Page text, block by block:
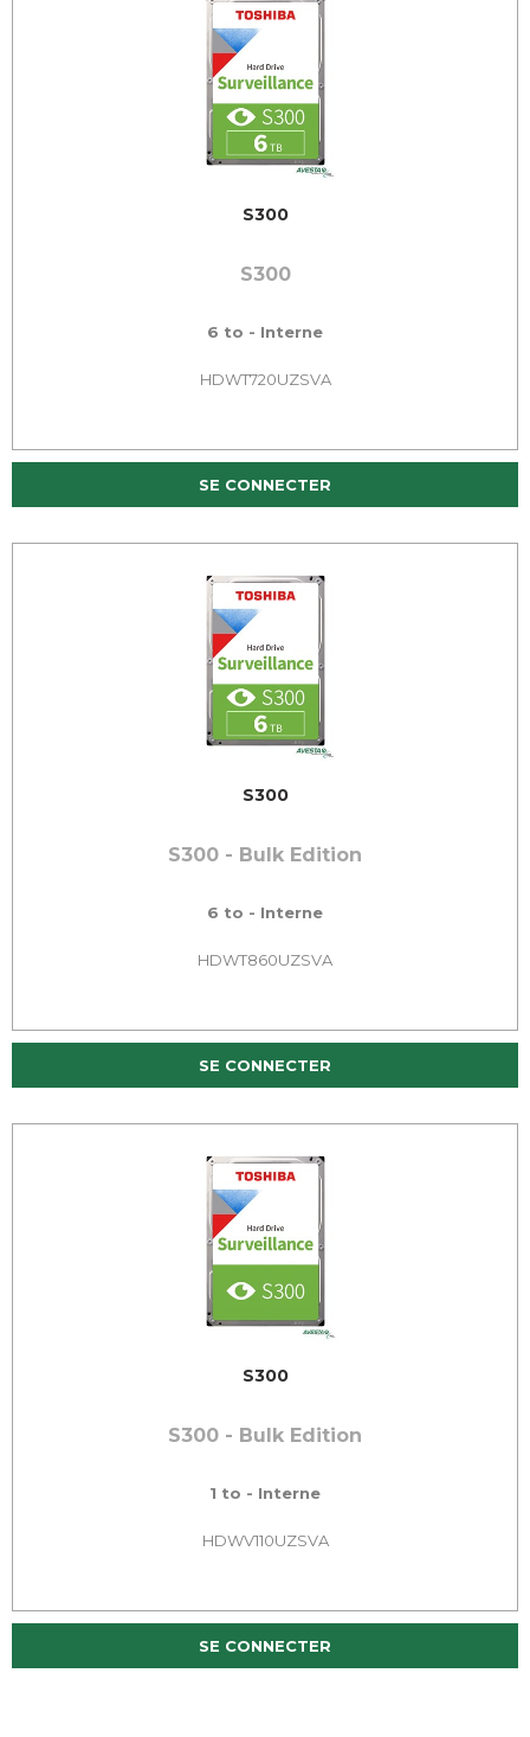
S300
S300
6 to - Interne
HDWT720UZSVA
SE CONNECTER
S300
S300 - Bulk Edition
6 to - Interne
HDWT860UZSVA
SE CONNECTER
S300
S300 - Bulk Edition
1 to - Interne
HDWV110UZSVA
SE CONNECTER